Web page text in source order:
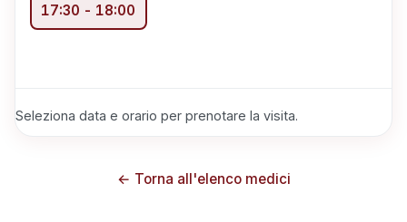
17:30 - 18:00
Seleziona data e orario per prenotare la visita.
← Torna all'elenco medici